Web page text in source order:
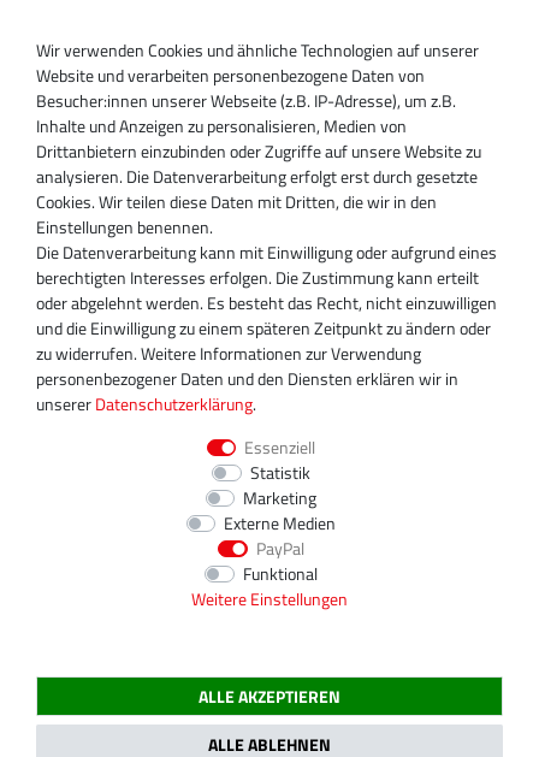
SUPPORT
Inhaber:
Magnos Turbosystems GmbH
Miraustraße 27-29
D-13509 Berlin
+49 30 340 606 740
+49 30 340 606 740
+49 30 340 606 745
info@turboservice24.de
Aktuelle Öffnungszeiten
Mo-Fr: 08:00 Uhr - 18:00 Uhr
Sa: geschlossen
2020 Magnos Turbosystems GmbH | Alle Preise inklusive gesetzlicher MwSt.
Wir verwenden Cookies und ähnliche Technologien auf unserer
Website und verarbeiten personenbezogene Daten von
Besucher:innen unserer Webseite (z.B. IP-Adresse), um z.B.
Inhalte und Anzeigen zu personalisieren, Medien von
Drittanbietern einzubinden oder Zugriffe auf unsere Website zu
analysieren. Die Datenverarbeitung erfolgt erst durch gesetzte
Cookies. Wir teilen diese Daten mit Dritten, die wir in den
Einstellungen benennen.
Die Datenverarbeitung kann mit Einwilligung oder aufgrund eines
berechtigten Interesses erfolgen. Die Zustimmung kann erteilt
oder abgelehnt werden. Es besteht das Recht, nicht einzuwilligen
und die Einwilligung zu einem späteren Zeitpunkt zu ändern oder
zu widerrufen. Weitere Informationen zur Verwendung
personenbezogener Daten und den Diensten erklären wir in
unsererDaten­schutz­erklärung.
Essenziell
Statistik
Marketing
Externe Medien
PayPal
Funktional
Weitere Einstellungen
ALLE AKZEPTIEREN
ALLE ABLEHNEN